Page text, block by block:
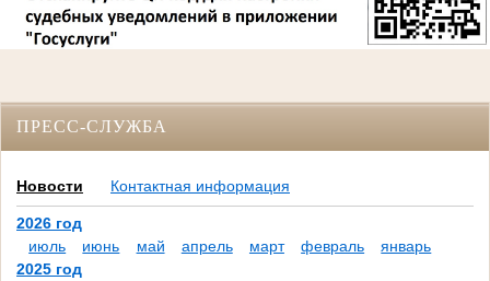
ПРЕСС-СЛУЖБА
Новости Контактная информация
2026 год
июль
июнь май апрель март февраль
январь
2025 год